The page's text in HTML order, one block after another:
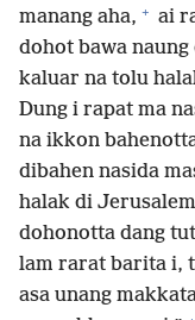
manang aha, + ai
dohot bawa
kaluar na tolu
Dung i rapat ma
na ikkon
dibahen nasida
halak di
dohonotta dang
lam rarat barita i,
asa unang